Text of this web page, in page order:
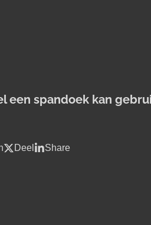
een spandoek kan
Deel Share